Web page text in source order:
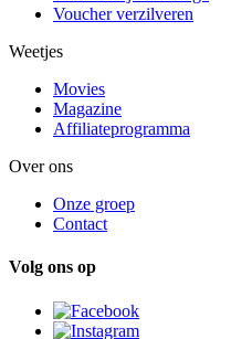
Voucher verzilveren
Weetjes
Movies
Magazine
Affiliateprogramma
Over ons
Onze groep
Contact
Volg ons op